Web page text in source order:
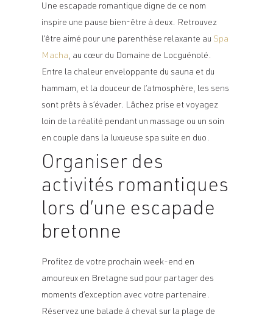
Une escapade romantique digne de ce nom
inspire une pause bien-être à deux. Retrouvez
l’être aimé pour une parenthèse relaxante au Spa
Macha, au cœur du Domaine de Locguénolé.
Entre la chaleur enveloppante du sauna et du
hammam, et la douceur de l’atmosphère, les sens
sont prêts à s’évader. Lâchez prise et voyagez
loin de la réalité pendant un massage ou un soin
en couple dans la luxueuse spa suite en duo.
Organiser des
activités romantiques
lors d’une escapade
bretonne
Profitez de votre prochain week-end en
amoureux en Bretagne sud pour partager des
moments d’exception avec votre partenaire.
Réservez une balade à cheval sur la plage de